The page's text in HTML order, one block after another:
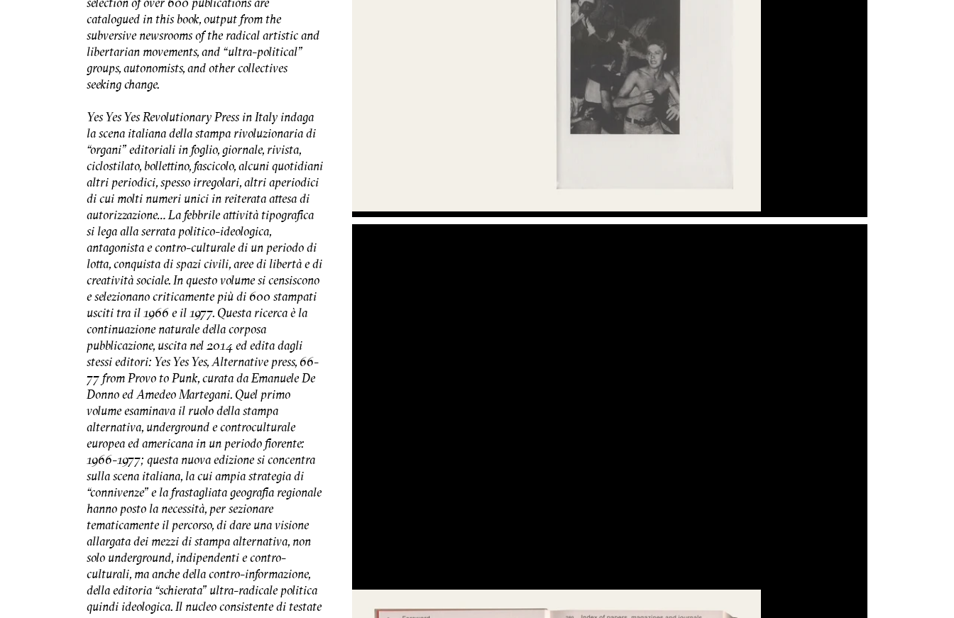
catalogued in this book, output from the
subversive newsrooms of the radical artistic and
libertarian movements, and “ultra-political”
groups, autonomists, and other collectives
seeking change.
Yes Yes Yes Revolutionary Press in Italy indaga
la scena italiana della stampa rivoluzionaria di
“organi” editoriali in foglio, giornale, rivista,
ciclostilato, bollettino, fascicolo, alcuni quotidiani
altri periodici, spesso irregolari, altri aperiodici
di cui molti numeri unici in reiterata attesa di
autorizzazione… La febbrile attività tipografica
si lega alla serrata politico-ideologica,
antagonista e contro-culturale di un periodo di
lotta, conquista di spazi civili, aree di libertà e di
creatività sociale. In questo volume si censiscono
e selezionano criticamente più di 600 stampati
usciti tra il 1966 e il 1977. Questa ricerca è la
continuazione naturale della corposa
pubblicazione, uscita nel 2014 ed edita dagli
stessi editori: Yes Yes Yes, Alternative press, 66-
77 from Provo to Punk, curata da Emanuele De
Donno ed Amedeo Martegani. Quel primo
volume esaminava il ruolo della stampa
alternativa, underground e controculturale
europea ed americana in un periodo fiorente:
1966-1977; questa nuova edizione si concentra
sulla scena italiana, la cui ampia strategia di
“connivenze” e la frastagliata geografia regionale
hanno posto la necessità, per sezionare
tematicamente il percorso, di dare una visione
allargata dei mezzi di stampa alternativa, non
solo underground, indipendenti e contro-
culturali, ma anche della contro-informazione,
della editoria “schierata” ultra-radicale politica
quindi ideologica. Il nucleo consistente di testate